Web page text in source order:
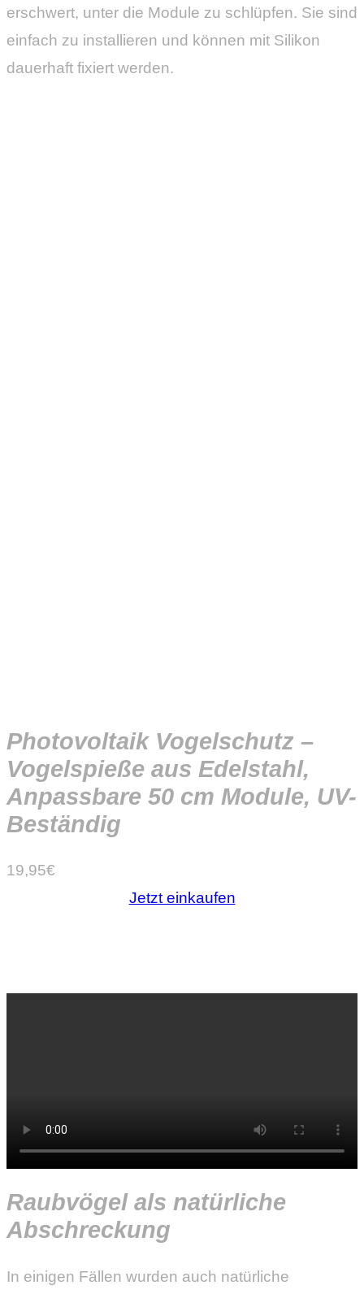
erschwert, unter die Module zu schlüpfen. Sie sind
einfach zu installieren und können mit Silikon
dauerhaft fixiert werden.
Photovoltaik Vogelschutz –
Vogelspieße aus Edelstahl,
Anpassbare 50 cm Module, UV-
Beständig
19,95€
Jetzt einkaufen
Raubvögel als natürliche
Abschreckung
In einigen Fällen wurden auch natürliche